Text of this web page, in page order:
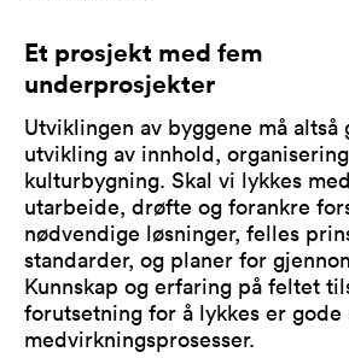
Et prosjekt med fem
underprosjekter
Utviklingen av byggene må altså
utvikling av innhold,
kulturbygning. Skal vi lykkes
utarbeide, drøfte og forankre
nødvendige løsninger, felles
standarder, og planer for
Kunnskap og erfaring på feltet
forutsetning for å lykkes er gode
medvirkningsprosesser.